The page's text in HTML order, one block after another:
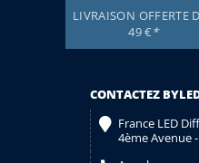
LIVRAISON OFFERTE
49 €*
CONTACTEZ
France LED
4ème Avenue